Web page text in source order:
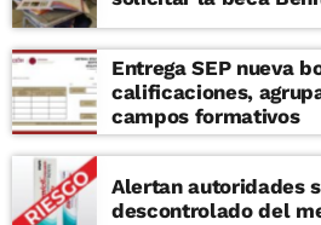
Entrega SEP nueva
calificaciones,
campos formativos
Alertan autoridades
descontrolado del